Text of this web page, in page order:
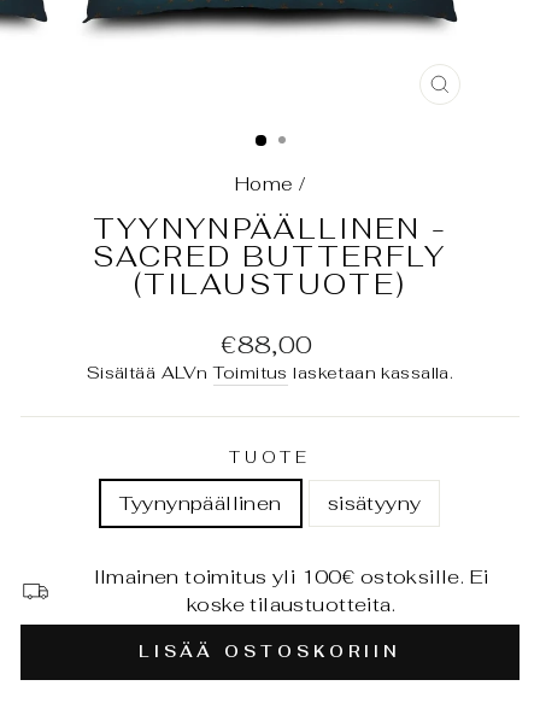
SULJE
Home /
TYYNYNPÄÄLLINEN -
SACRED BUTTERFLY
(TILAUSTUOTE)
Normaali
hinta
€88,00
Sisältää ALVnToimitus lasketaan kassalla.
TUOTE
Tyynynpäällinen sisätyyny
Ilmainen toimitus yli 100€ ostoksille. Ei
koske tilaustuotteita.
LISÄÄ OSTOSKORIIN